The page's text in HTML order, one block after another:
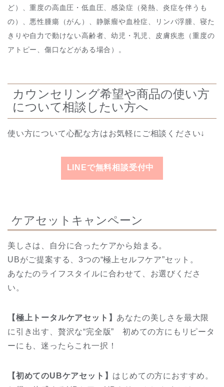
ど）、重度の高血圧・低血圧、感染症（発熱、炎症を伴うも
の）、悪性腫瘍（がん）、静脈瘤や血栓症、リンパ浮腫、寝た
きりや自力で動けない高齢者、幼児・乳児、皮膚疾患（重度の
アトピー、傷口などがある場合）。
カウンセリング希望や商品の使い方
について相談したい方へ
使い方について心配な方はお気軽にご相談ください↓
LINEで無料相談受付中
ケアセットキャンペーン
美しさは、自分に合ったケアから始まる。
UBがご提案する、3つの“極上セルフケア”セット。
あなたのライフスタイルに合わせて、お選びくださ
い。
【極上トータルケアセット】 あなたの美しさを最大限
に引き出す、贅沢な“完全版” 初めての方にもリピータ
ーにも、迷ったらこれ一択！
【初めてのUBケアセット】 はじめての方におすすめ。